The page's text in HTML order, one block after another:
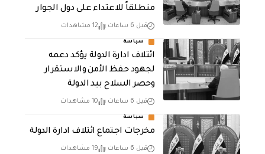
منطلقاً للاعتداء على دول الجوار
قبل 6 ساعات 12 مشاهدات
سياسة
ائتلاف ادارة الدولة يؤكد دعمه
لجهود حفظ الأمن والاستقرار
وحصر السلاح بيد الدولة
قبل 6 ساعات 10 مشاهدات
سياسة
مخرجات اجتماع ائتلاف ادارة الدولة
قبل 6 ساعات 19 مشاهدات